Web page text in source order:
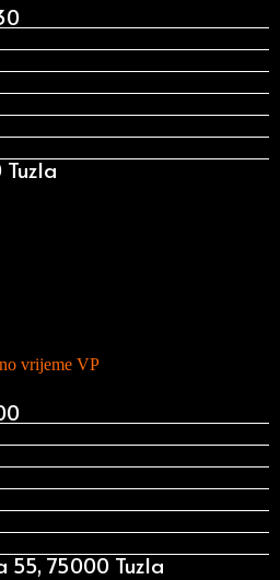
Tuzla
vrijeme VP
55, 75000 Tuzla